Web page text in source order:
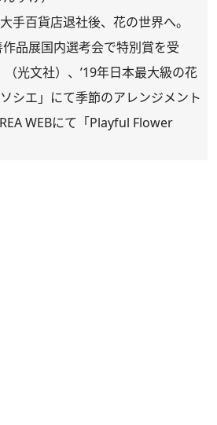
手百貨店退社後、花の世界へ。
品展国内選考会で特別賞を受
光文社）、’19年日本最大級の花
シエ 」にて季節のアレンジメント
WEBにて「Playful Flower